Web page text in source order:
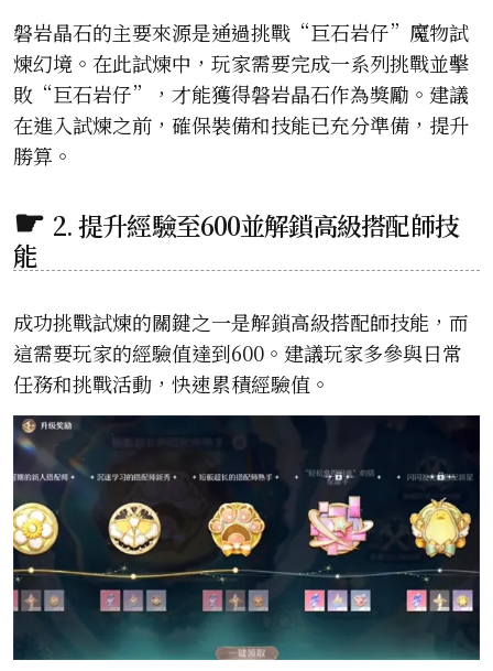
磐岩晶石的主要來源是通過挑戰“巨石岩仔”魔物試
煉幻境。在此試煉中，玩家需要完成一系列挑戰並擊
敗“巨石岩仔”，才能獲得磐岩晶石作為獎勵。建議
在進入試煉之前，確保裝備和技能已充分準備，提升
勝算。
2. 提升經驗至600並解鎖高級搭配師技
能
成功挑戰試煉的關鍵之一是解鎖高級搭配師技能，而
這需要玩家的經驗值達到600。建議玩家多參與日常
任務和挑戰活動，快速累積經驗值。